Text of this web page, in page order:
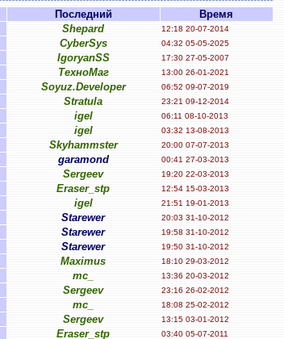
Последний
Время
Shepard 12:18 20-07-2014
CyberSys 04:32 05-05-2025
IgoryanSS 17:30 27-05-2007
ТехноМаг 13:00 26-01-2021
Soyuz.Developer 06:52 09-07-2019
Stratula 23:21 09-12-2014
igel 06:11 08-10-2013
igel 03:32 13-08-2013
Skyhammster 20:00 07-07-2013
garamond 00:41 27-03-2013
Sergeev 19:20 22-03-2013
Eraser_stp 12:54 15-03-2013
igel 21:51 19-01-2013
Starewer 20:03 31-10-2012
Starewer 19:58 31-10-2012
Starewer 19:50 31-10-2012
Maximus 18:10 29-03-2012
mc_ 13:36 20-03-2012
Sergeev 23:16 26-02-2012
mc_ 18:08 25-02-2012
Sergeev 13:15 03-01-2012
Eraser_stp 03:40 05-07-2011